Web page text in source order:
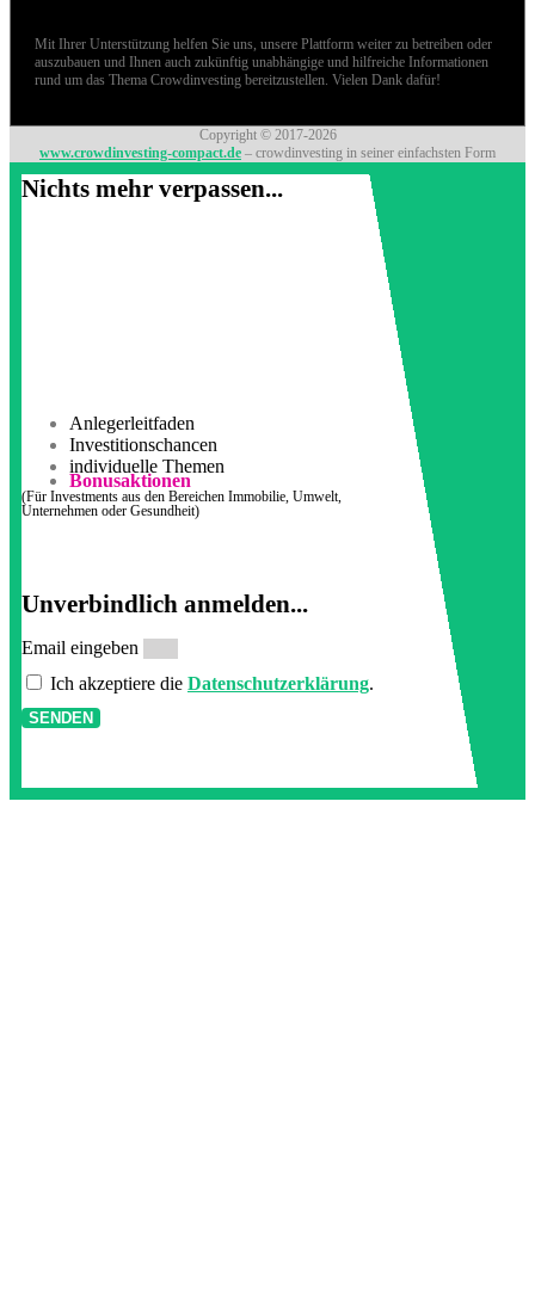
Mit Ihrer Unterstützung helfen Sie uns, unsere Plattform weiter zu betreiben oder
auszubauen und Ihnen auch zukünftig unabhängige und hilfreiche Informationen
rund um das Thema Crowdinvesting bereitzustellen. Vielen Dank dafür!
Copyright © 2017-2026
www.crowdinvesting-compact.de – crowdinvesting in seiner einfachsten Form
Nichts mehr verpassen...
Anlegerleitfaden
Investitionschancen
individuelle Themen
Bonusaktionen
(Für Investments aus den Bereichen Immobilie, Umwelt,
Unternehmen oder Gesundheit)
Unverbindlich anmelden...
Email eingeben
Ich akzeptiere die Datenschutzerklärung.
SENDEN